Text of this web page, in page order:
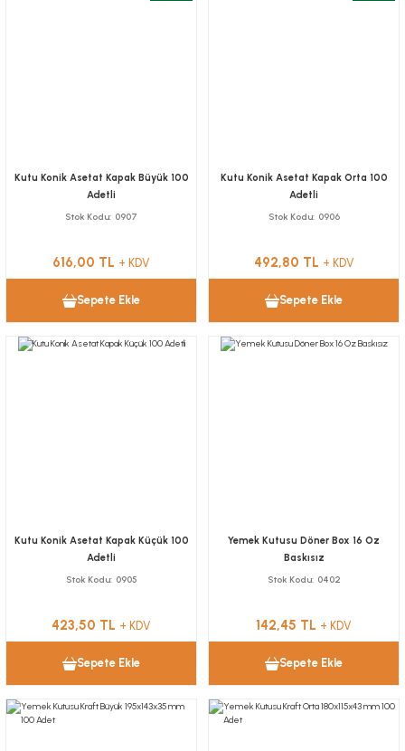
Kutu Konik Asetat Kapak Büyük 100
Adetli
Stok Kodu 0907
616,00 TL + KDV
Sepete Ekle
Kutu Konik Asetat Kapak Orta 100
Adetli
Stok Kodu 0906
492,80 TL + KDV
Sepete Ekle
Kutu Konik Asetat Kapak Küçük 100
Adetli
Stok Kodu 0905
423,50 TL + KDV
Sepete Ekle
Yemek Kutusu Döner Box 16 Oz
Baskısız
Stok Kodu 0402
142,45 TL + KDV
Sepete Ekle